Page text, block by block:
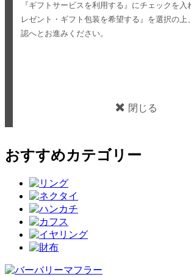
『ギフトサービスを利用する』にチェックを入
レゼント・ギフト包装を希望する』を選択の上
認へとお進みください。
閉じる
おすすめカテゴリー